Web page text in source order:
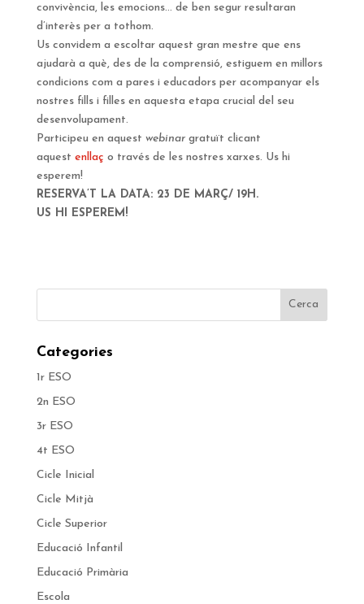
convivència, les emocions… de ben segur resultaran
d’interès per a tothom.
Us convidem a escoltar aquest gran mestre que ens
ajudarà a què, des de la comprensió, estiguem en millors
condicions com a pares i educadors per acompanyar els
nostres fills i filles en aquesta etapa crucial del seu
desenvolupament.
Participeu en aquest webinargratuït clicant
aquest enllaç o través de les nostres xarxes. Us hi
esperem!
RESERVA’T LA DATA: 23 DE MARÇ/ 19H.
US HI ESPEREM!
Categories
1r ESO
2n ESO
3r ESO
4t ESO
Cicle Inicial
Cicle Mitjà
Cicle Superior
Educació Infantil
Educació Primària
Escola